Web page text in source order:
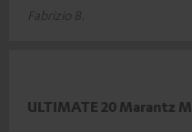
Fabrizio B.
ULTIMATE 20 Marantz